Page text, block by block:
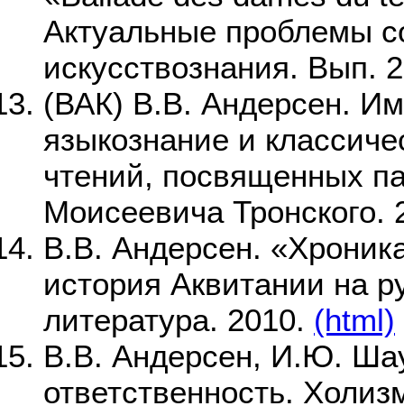
Актуальные проблемы
искусствознания. Вып.
(ВАК) В.В. Андерсен.
языкознание и
чтений, посвященных
Моисеевича
В.В. Андерсен.
история Аквитании на
литература. 2010. (html)
В.В. Андерсен, И.Ю.
ответственность.